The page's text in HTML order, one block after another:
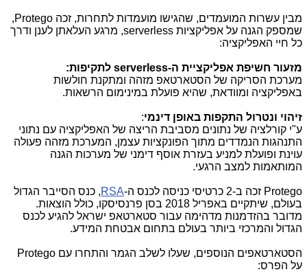
מבין עשרות המועמדים, שהגישו מועמדות לתחרות, זכה Protego
,
שמספק הגנה על אפליקציות serverless, מרגע העלאתן לענן ודרך
כל חיי האפליקציה:
מזעור חשיפת אפליקציית ה-serverless לתקיפות:
מערכת הסריקה של הסטארטאפ מזהה ומתקנת חולשות
באפליקציה ומוודאת, שהיא פועלת במינימום הרשאות.
זיהוי ונטרול התקפות באופן דינמי:
ע"י קורלציה של נתונים מסביבת הריצה של האפליקציה עם נתוני
התנהגות הנמדדים מתוך הפונקציות עצמן, המערכת מזהה פעולה
עוינת ופועלת למניע בעזרת אוסף דימני של מערכות הגנה
המותאמות למצב הרגעי.
Protego זכה ב-2 כרטיסי כניסה לכנס ה-RSA, כנס הסייבר הגדול
בעולם, שיתקיים באפריל 2018 בסן פרנסיסקו, כולל הוצאות.
מדובר בהזדמנות מדהימה עבור סטארטאפ ישראל להגיע לכנס
הגדול והמרכזי ביותר בעולם בתחום אבטחת המידע.
הסטארטאפים הנוספים, שעלו לשלב הגמר והתחרו עם Protego
על הפרס: